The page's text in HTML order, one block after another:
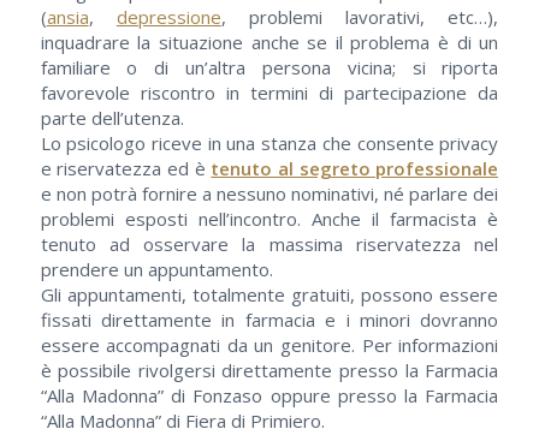
(ansia, depressione, problemi lavorativi, etc…),
inquadrare la situazione anche se il problema è di un
familiare o di un’altra persona vicina; si riporta
favorevole riscontro in termini di partecipazione da
parte dell’utenza.
Lo psicologo riceve in una stanza che consente privacy
e riservatezza ed è tenuto al segreto professionale
e non potrà fornire a nessuno nominativi, né parlare dei
problemi esposti nell’incontro. Anche il farmacista è
tenuto ad osservare la massima riservatezza nel
prendere un appuntamento.
Gli appuntamenti, totalmente gratuiti, possono essere
fissati direttamente in farmacia e i minori dovranno
essere accompagnati da un genitore. Per informazioni
è possibile rivolgersi direttamente presso la Farmacia
“Alla Madonna” di Fonzaso oppure presso la Farmacia
“Alla Madonna” di Fiera di Primiero.